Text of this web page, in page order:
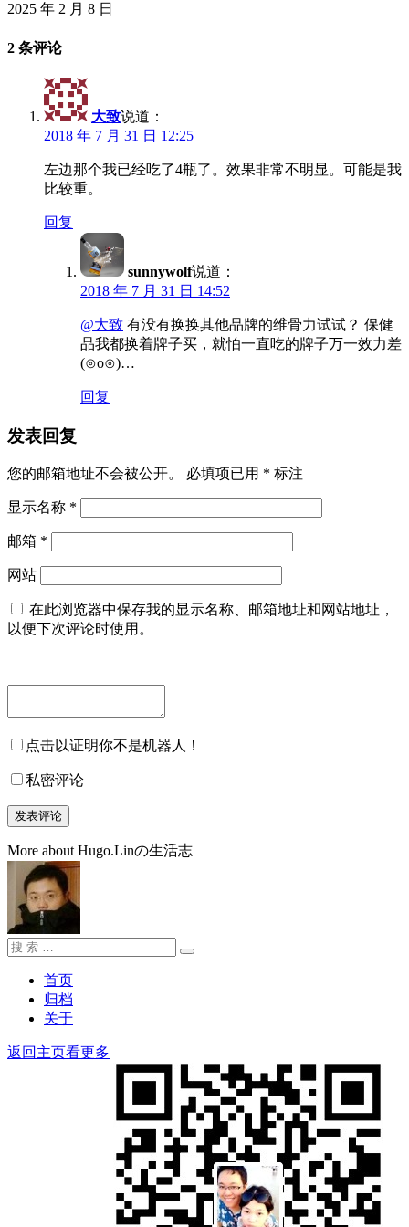
2025 年 2 月 8 日
2 条评论
大致说道：
2018 年 7 月 31 日 12:25
左边那个我已经吃了4瓶了。效果非常不明显。可能是我
比较重。
回复
sunnywolf说道：
2018 年 7 月 31 日 14:52
@大致 有没有换换其他品牌的维骨力试试？ 保健
品我都换着牌子买，就怕一直吃的牌子万一效力差
(⊙o⊙)…
回复
发表回复
您的邮箱地址不会被公开。 必填项已用 * 标注
显示名称 *
邮箱 *
网站
在此浏览器中保存我的显示名称、邮箱地址和网站地址，
以便下次评论时使用。
点击以证明你不是机器人！
私密评论
More about Hugo.Linの生活志
搜
搜
首页
归档
关于
返回主页看更多